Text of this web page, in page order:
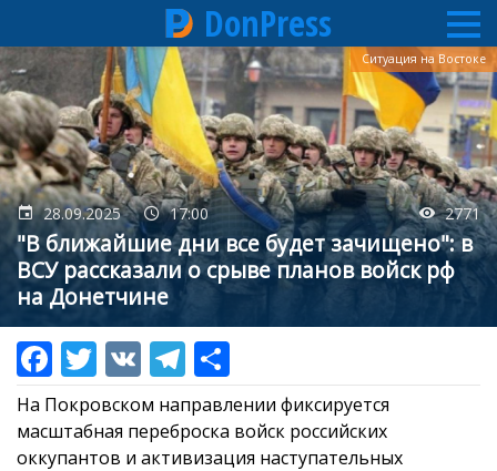
Перейти
к
основному
содержанию
DonPress
28.09.2025 17:00 2771
"В ближайшие дни все будет зачищено": в
ВСУ рассказали о срыве планов войск рф
на Донетчине
Ситуация на Востоке
На Покровском направлении фиксируется
масштабная переброска войск российских
оккупантов и активизация наступательных